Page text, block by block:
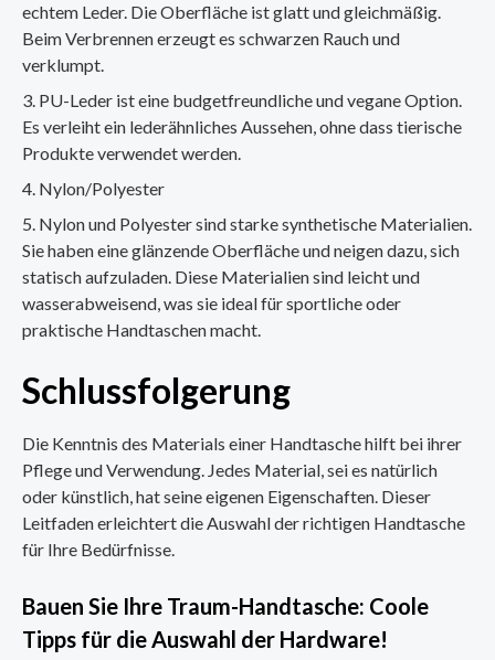
echtem Leder. Die Oberfläche ist glatt und gleichmäßig.
Beim Verbrennen erzeugt es schwarzen Rauch und
verklumpt.
PU-Leder ist eine budgetfreundliche und vegane Option.
Es verleiht ein lederähnliches Aussehen, ohne dass tierische
Produkte verwendet werden.
Nylon/Polyester
Nylon und Polyester sind starke synthetische Materialien.
Sie haben eine glänzende Oberfläche und neigen dazu, sich
statisch aufzuladen. Diese Materialien sind leicht und
wasserabweisend, was sie ideal für sportliche oder
praktische Handtaschen macht.
Schlussfolgerung
Die Kenntnis des Materials einer Handtasche hilft bei ihrer
Pflege und Verwendung. Jedes Material, sei es natürlich
oder künstlich, hat seine eigenen Eigenschaften. Dieser
Leitfaden erleichtert die Auswahl der richtigen Handtasche
für Ihre Bedürfnisse.
Bauen Sie Ihre Traum-Handtasche: Coole
Tipps für die Auswahl der Hardware!